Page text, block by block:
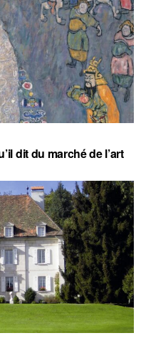
dit du marché de l’art